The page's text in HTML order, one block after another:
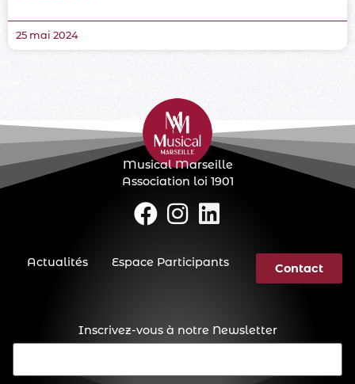
25 mai 2024
Inscrivez-vous à notre Newsletter
E-
Musical Marseille
Association loi 1901
Actualités Espace Participants Contact